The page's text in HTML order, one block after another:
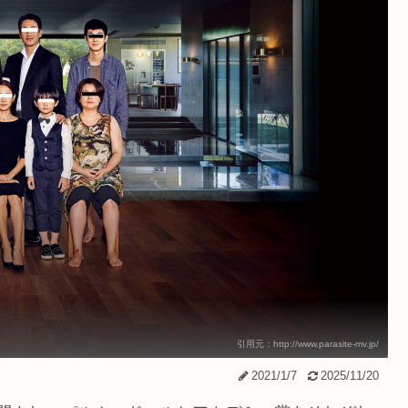
引用元：http://www.parasite-mv.jp/
2021/1/7 2025/11/20